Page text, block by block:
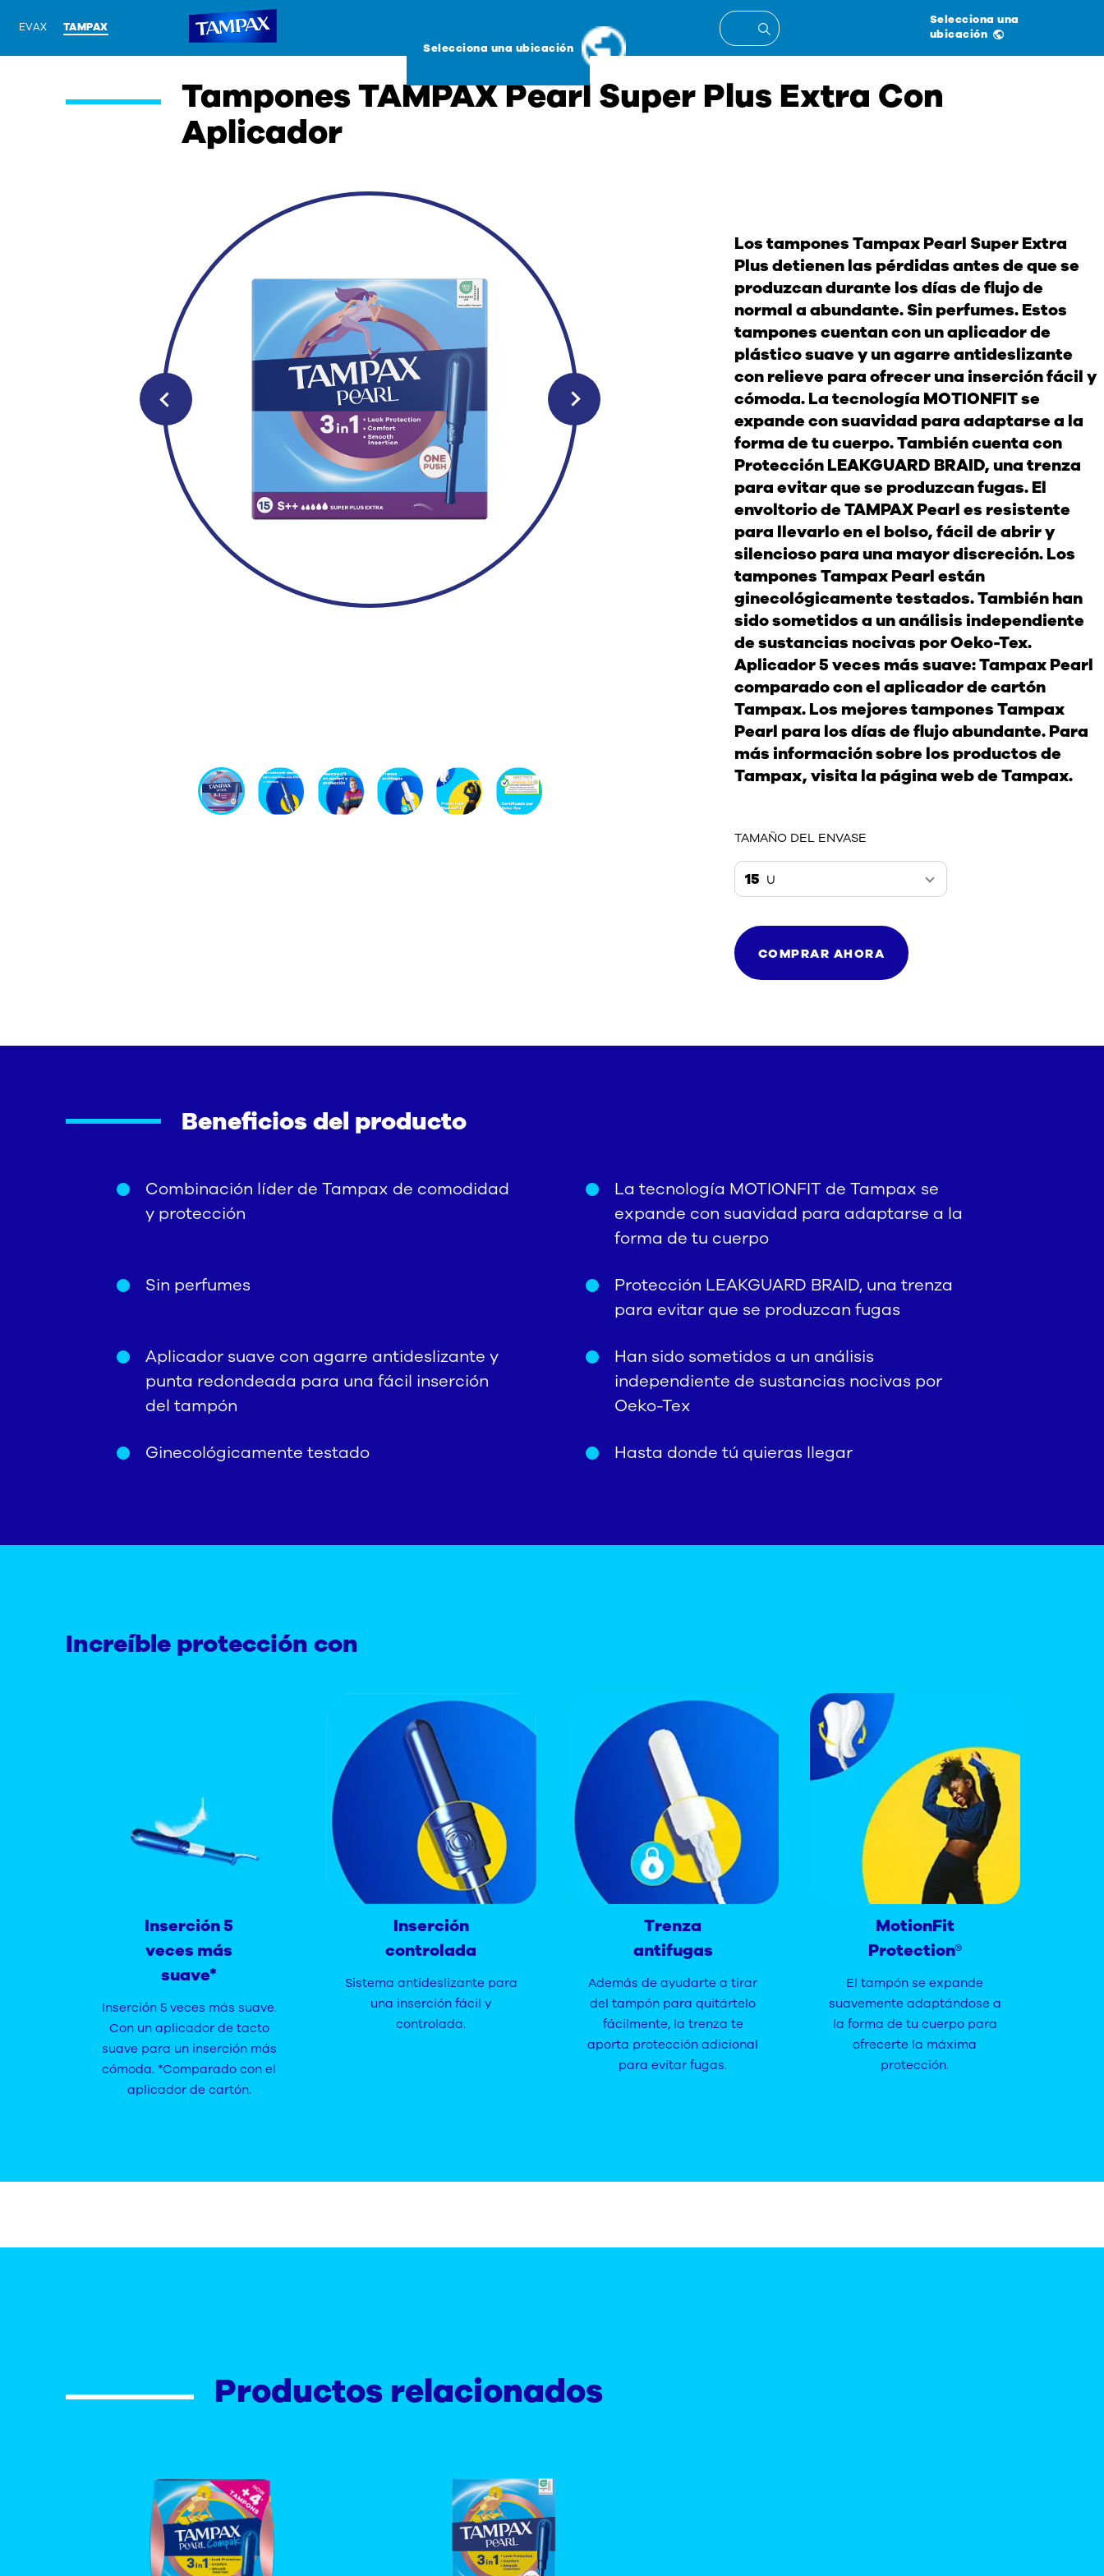
EVAX TAMPAX
Selecciona una ubicación
Selecciona una
ubicación
Tampones TAMPAX Pearl Super Plus Extra Con
Aplicador
Los tampones Tampax Pearl Super Extra
Plus detienen las pérdidas antes de que se
produzcan durante los días de flujo de
normal a abundante. Sin perfumes. Estos
tampones cuentan con un aplicador de
plástico suave y un agarre antideslizante
con relieve para ofrecer una inserción fácil y
cómoda. La tecnología MOTIONFIT se
expande con suavidad para adaptarse a la
forma de tu cuerpo. También cuenta con
Protección LEAKGUARD BRAID, una trenza
para evitar que se produzcan fugas. El
envoltorio de TAMPAX Pearl es resistente
para llevarlo en el bolso, fácil de abrir y
silencioso para una mayor discreción. Los
tampones Tampax Pearl están
ginecológicamente testados. También han
sido sometidos a un análisis independiente
de sustancias nocivas por Oeko-Tex.
Aplicador 5 veces más suave: Tampax Pearl
comparado con el aplicador de cartón
Tampax. Los mejores tampones Tampax
Pearl para los días de flujo abundante. Para
más información sobre los productos de
Tampax, visita la página web de Tampax.
TAMAÑO DEL ENVASE
15 U
COMPRAR AHORA
Beneficios del producto
Combinación líder de Tampax de comodidad
y protección
La tecnología MOTIONFIT de Tampax se
expande con suavidad para adaptarse a la
forma de tu cuerpo
Sin perfumes
Protección LEAKGUARD BRAID, una trenza
para evitar que se produzcan fugas
Aplicador suave con agarre antideslizante y
punta redondeada para una fácil inserción
del tampón
Han sido sometidos a un análisis
independiente de sustancias nocivas por
Oeko-Tex
Ginecológicamente testado Hasta donde tú quieras llegar
Increíble protección con
Inserción 5
veces más
suave*
Inserción 5 veces más suave.
Con un aplicador de tacto
suave para un inserción más
cómoda. *Comparado con el
aplicador de cartón.
Inserción
controlada
Sistema antideslizante para
una inserción fácil y
controlada.
Trenza
antifugas
Además de ayudarte a tirar
del tampón para quitártelo
fácilmente, la trenza te
aporta protección adicional
para evitar fugas.
MotionFit
Protection®
El tampón se expande
suavemente adaptándose a
la forma de tu cuerpo para
ofrecerte la máxima
protección.
Productos relacionados